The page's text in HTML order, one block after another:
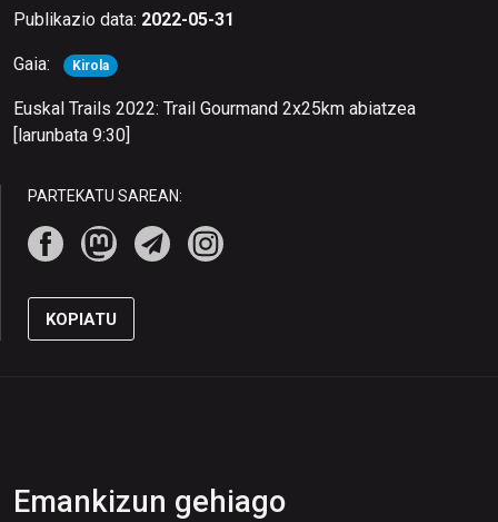
Publikazio data: 2022-05-31
Gaia: Kirola
Euskal Trails 2022: Trail Gourmand 2x25km abiatzea
[larunbata 9:30]
PARTEKATU SAREAN:
KOPIATU
Emankizun gehiago